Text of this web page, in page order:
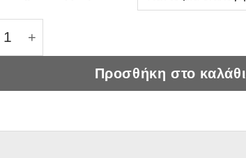
επαγγελματικό ποσότητα
Προσθήκη στο καλάθι